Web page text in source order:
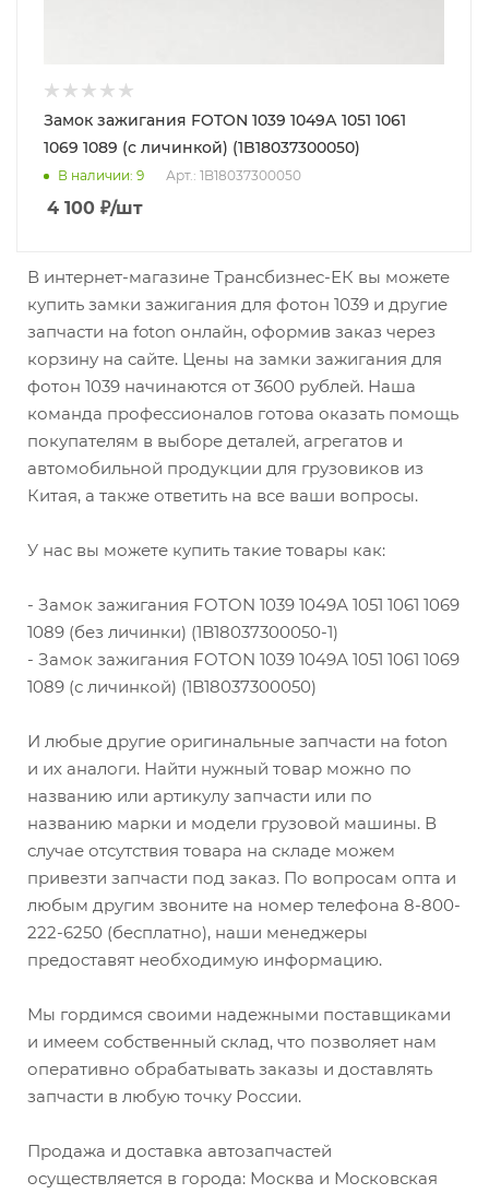
Замок зажигания FOTON 1039 1049А 1051 1061
1069 1089 (с личинкой) (1B18037300050)
В наличии: 9 Арт.: 1B18037300050
4 100 ₽/шт
В интернет-магазине Трансбизнес-ЕК вы можете
купить замки зажигания для фотон 1039 и другие
запчасти на foton онлайн, оформив заказ через
корзину на сайте. Цены на замки зажигания для
фотон 1039 начинаются от 3600 рублей. Наша
команда профессионалов готова оказать помощь
покупателям в выборе деталей, агрегатов и
автомобильной продукции для грузовиков из
Китая, а также ответить на все ваши вопросы.
У нас вы можете купить такие товары как:
- Замок зажигания FOTON 1039 1049А 1051 1061 1069
1089 (без личинки) (1B18037300050-1)
- Замок зажигания FOTON 1039 1049А 1051 1061 1069
1089 (с личинкой) (1B18037300050)
И любые другие оригинальные запчасти на foton
и их аналоги. Найти нужный товар можно по
названию или артикулу запчасти или по
названию марки и модели грузовой машины. В
случае отсутствия товара на складе можем
привезти запчасти под заказ. По вопросам опта и
любым другим звоните на номер телефона 8-800-
222-6250 (бесплатно), наши менеджеры
предоставят необходимую информацию.
Мы гордимся своими надежными поставщиками
и имеем собственный склад, что позволяет нам
оперативно обрабатывать заказы и доставлять
запчасти в любую точку России.
Продажа и доставка автозапчастей
осуществляется в города: Москва и Московская